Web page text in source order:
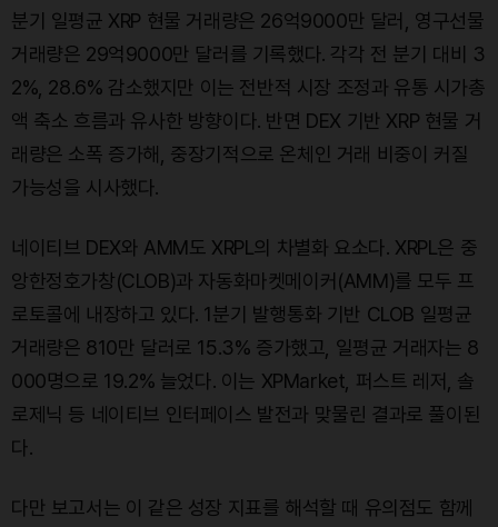
분기 일평균 XRP 현물 거래량은 26억9000만 달러, 영구선물
거래량은 29억9000만 달러를 기록했다. 각각 전 분기 대비 3
2%, 28.6% 감소했지만 이는 전반적 시장 조정과 유통 시가총
액 축소 흐름과 유사한 방향이다. 반면 DEX 기반 XRP 현물 거
래량은 소폭 증가해, 중장기적으로 온체인 거래 비중이 커질
가능성을 시사했다.
네이티브 DEX와 AMM도 XRPL의 차별화 요소다. XRPL은 중
앙한정호가창(CLOB)과 자동화마켓메이커(AMM)를 모두 프
로토콜에 내장하고 있다. 1분기 발행통화 기반 CLOB 일평균
거래량은 810만 달러로 15.3% 증가했고, 일평균 거래자는 8
000명으로 19.2% 늘었다. 이는 XPMarket, 퍼스트 레저, 솔
로제닉 등 네이티브 인터페이스 발전과 맞물린 결과로 풀이된
다.
다만 보고서는 이 같은 성장 지표를 해석할 때 유의점도 함께